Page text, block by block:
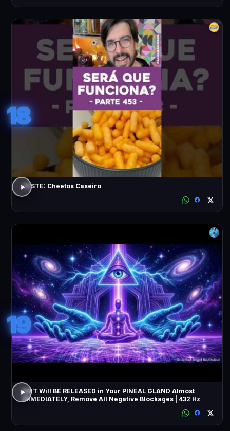
18
TESTE: Cheetos Caseiro
19
DMT Will BE RELEASED in Your PINEAL GLAND Almost
IMMEDIATELY, Remove All Negative Blockages | 432 Hz